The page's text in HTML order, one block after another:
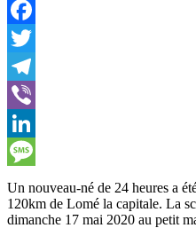
WhatsApp
Facebook
Twitter
Telegram
Viber
LinkedIn
Message
Un nouveau-né de 24 heures a
120km de Lomé la capitale. La
dimanche 17 mai 2020 au petit